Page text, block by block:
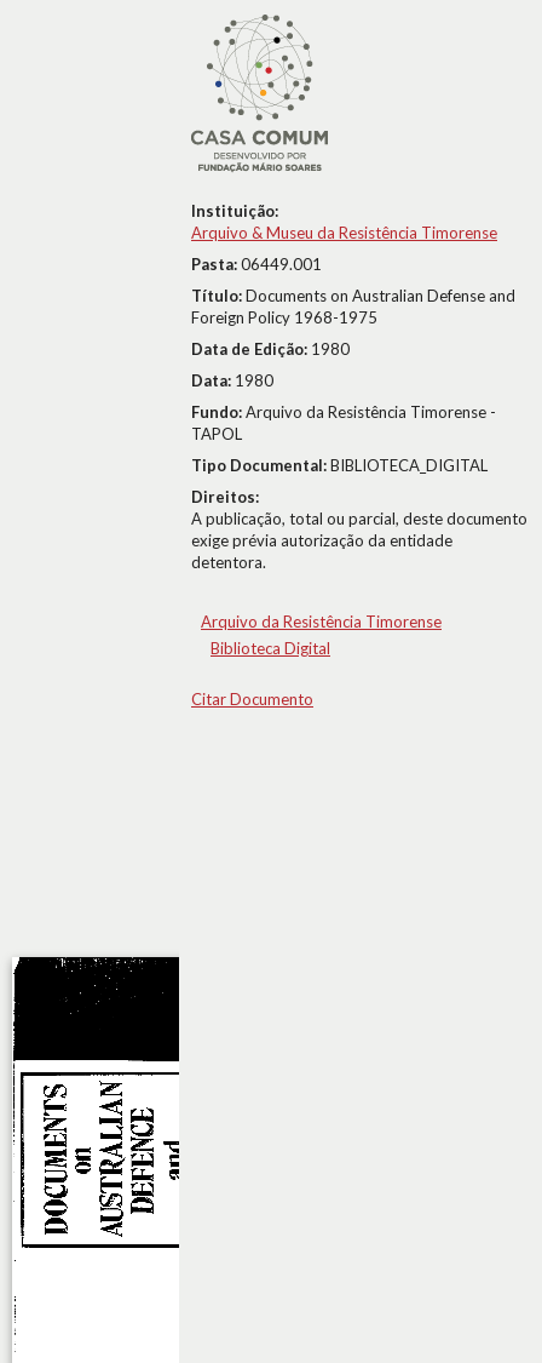
Instituição:
Arquivo & Museu da Resistência Timorense
Pasta:06449.001
Título:Documents on Australian Defense and
Foreign Policy 1968-1975
Data de Edição: 1980
Data: 1980
Fundo:Arquivo da Resistência Timorense -
TAPOL
Tipo Documental:BIBLIOTECA_DIGITAL
Direitos:
A publicação, total ou parcial, deste documento
exige prévia autorização da entidade
detentora.
Arquivo da Resistência Timorense
Biblioteca Digital
Citar Documento